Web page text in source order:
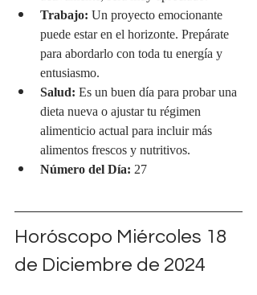
Trabajo: Un proyecto emocionante
puede estar en el horizonte. Prepárate
para abordarlo con toda tu energía y
entusiasmo.
Salud: Es un buen día para probar una
dieta nueva o ajustar tu régimen
alimenticio actual para incluir más
alimentos frescos y nutritivos.
Número del Día: 27
Horóscopo Miércoles 18
de Diciembre de 2024